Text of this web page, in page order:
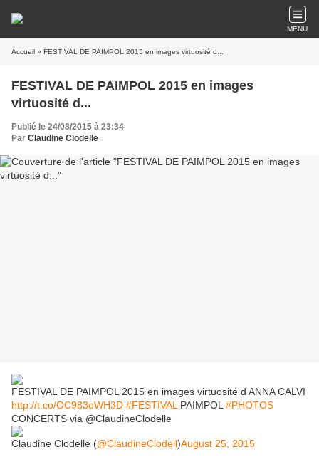
MENU
Accueil » FESTIVAL DE PAIMPOL 2015 en images virtuosité d...
FESTIVAL DE PAIMPOL 2015 en images
virtuosité d...
Publié le 24/08/2015 à 23:34
Par Claudine Clodelle
FESTIVAL DE PAIMPOL 2015 en images virtuosité d ANNA CALVI
http://t.co/OC983oWH3D #FESTIVAL PAIMPOL #PHOTOS
CONCERTS via @ClaudineClodelle
Claudine Clodelle (@ClaudineClodell)August 25, 2015